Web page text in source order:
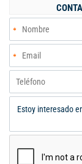
quienes buscan
comodidad, la
vehículos
acceso a
además de
la oportunidad !!!